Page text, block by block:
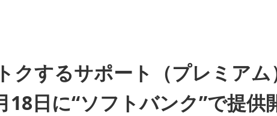
クするサポート（プレミア
18日に“ソフトバンク”で提供